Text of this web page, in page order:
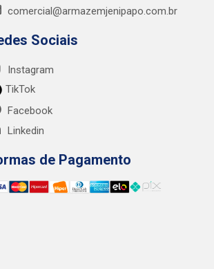
comercial@armazemjenipapo.com.br
Sociais
Instagram
TikTok
Facebook
Linkedin
de Pagamento